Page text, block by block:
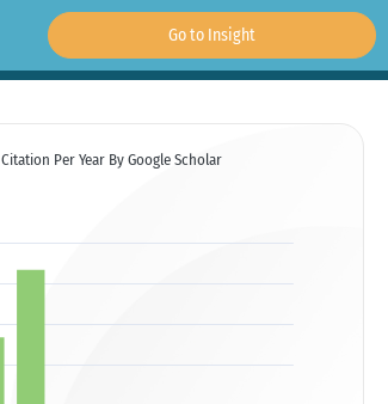
Go to Insight
Citation Per Year By Google Scholar